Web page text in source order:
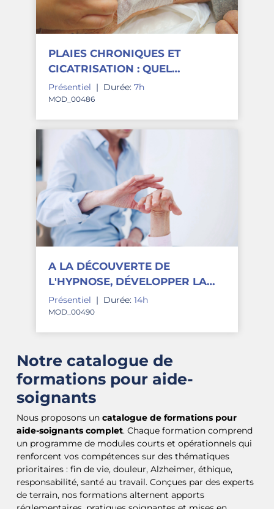
PLAIES CHRONIQUES ET
CICATRISATION : QUEL
PANSEMENT ?
Présentiel | Durée: 7h
MOD_00486
A LA DÉCOUVERTE DE
L'HYPNOSE, DÉVELOPPER LA
COMMUNICATION HYPNOTIQUE
Présentiel | Durée: 14h
MOD_00490
Notre catalogue de
formations pour aide-
soignants
Nous proposons un catalogue de formations pour
aide-soignants complet. Chaque formation comprend
un programme de modules courts et opérationnels qui
renforcent vos compétences sur des thématiques
prioritaires : fin de vie, douleur, Alzheimer, éthique,
responsabilité, santé au travail. Conçues par des experts
de terrain, nos formations alternent apports